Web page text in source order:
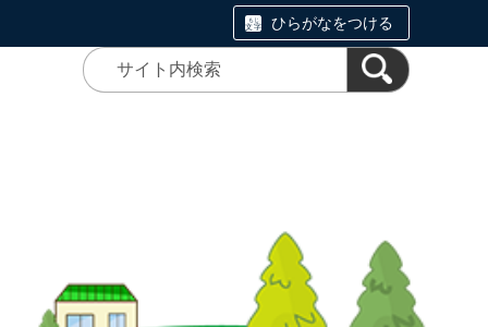
ひらがなをつける